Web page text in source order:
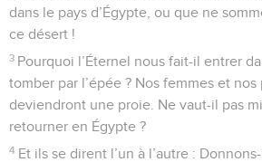
dans le pays d’Égypte, ou que ne
ce désert !
3 Pourquoi l’Éternel nous fait-il entrer
tomber par l’épée ? Nos femmes et
deviendront une proie. Ne vaut-il pas
retourner en Égypte ?
4 Et ils se dirent l’un à l’autre :